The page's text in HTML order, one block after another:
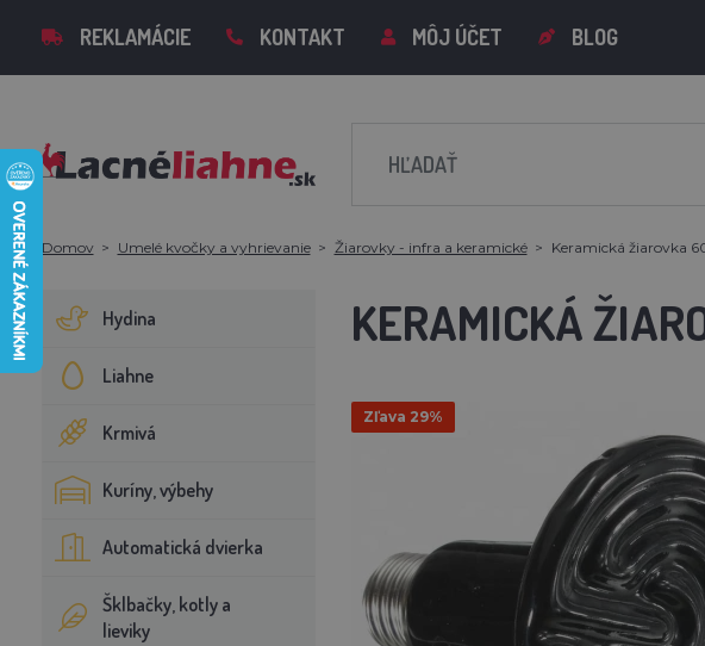
REKLAMÁCIE KONTAKT MÔJ ÚČET BLOG
Domov Umelé kvočky a vyhrievanie Žiarovky - infra a keramické Keramická žiarovka
Hydina
Liahne
Krmivá
Kuríny, výbehy
Automatická dvierka
Šklbačky, kotly a
lieviky
KERAMICKÁ
Zľava 29%